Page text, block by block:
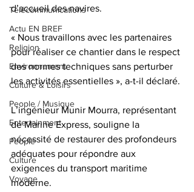
Télécommunications
Actu EN BREF
Religion
Environnement
Culture & Loisirs
People / Musique
Entertainment
People
Culture
Voyage
d’accueil des navires.
« Nous travaillons avec les partenaires
pour réaliser ce chantier dans le respect
des normes techniques sans perturber
les activités essentielles », a-t-il déclaré.
L’ingénieur Munir Mourra, représentant
de Marine Express, souligne la
nécessité de restaurer des profondeurs
adéquates pour répondre aux
exigences du transport maritime
moderne.